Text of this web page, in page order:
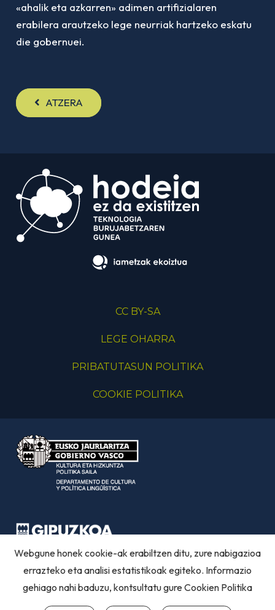
«ahalik eta azkarren» adimen artifizialaren
erabilera arautzeko lege neurriak hartzeko eskatu
die gobernuei.
ATZERA
CC BY-SA
LEGE OHARRA
PRIBATUTASUN POLITIKA
COOKIE POLITIKA
Webgune honek cookie-ak erabiltzen ditu, zure nabigazioa
errazteko eta analisi estatistikoak egiteko. Informazio
gehiago nahi baduzu, kontsultatu gureCookien Politika